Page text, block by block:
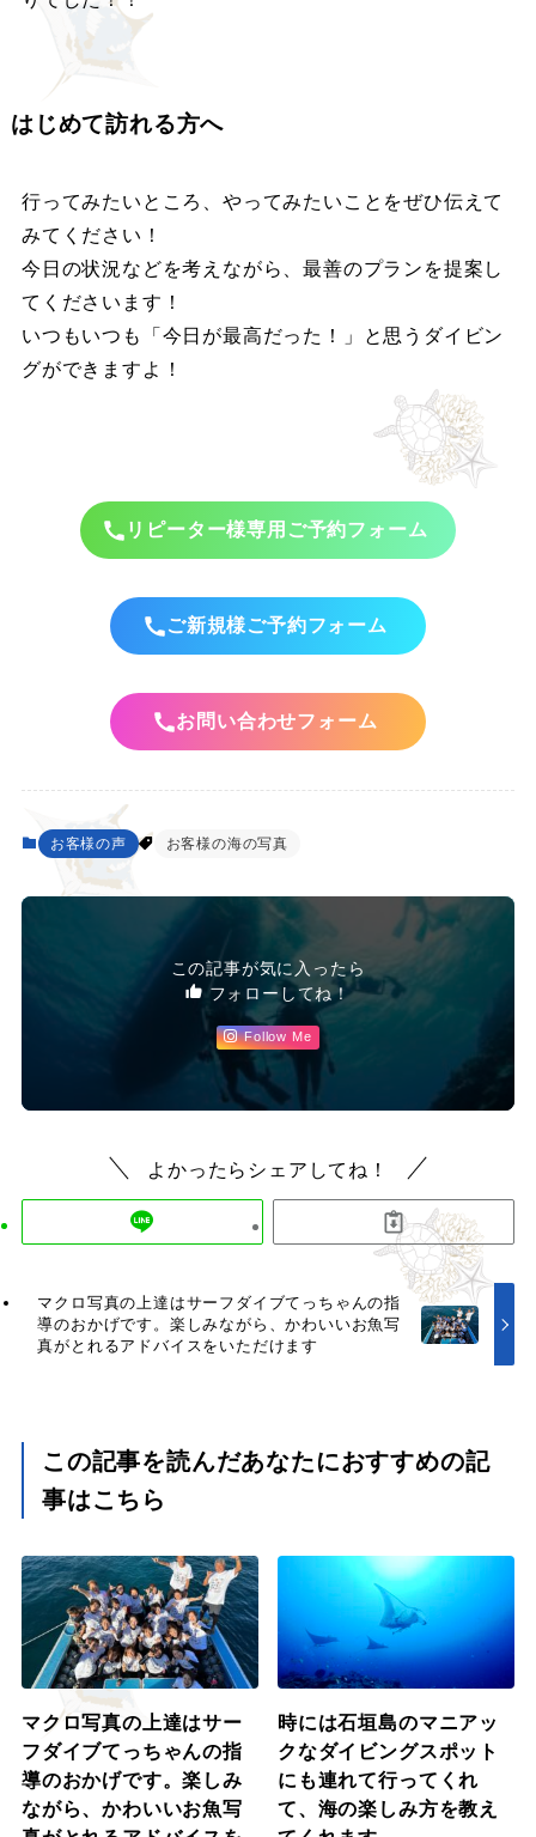
はじめて訪れる方へ
行ってみたいところ、やってみたいことをぜひ伝えて
みてください！
今日の状況などを考えながら、最善のプランを提案し
てくださいます！
いつもいつも「今日が最高だった！」と思うダイビン
グができますよ！
リピーター様専用ご予約フォーム
ご新規様ご予約フォーム
お問い合わせフォーム
お客様の声 お客様の海の写真
この記事が気に入ったら
フォローしてね！
Follow Me
よかったらシェアしてね！
マクロ写真の上達はサーフダイブてっちゃんの指
導のおかげです。楽しみながら、かわいいお魚写
真がとれるアドバイスをいただけます
この記事を読んだあなたにおすすめの記
事はこちら
マクロ写真の上達はサー
フダイブてっちゃんの指
導のおかげです。楽しみ
ながら、かわいいお魚写
時には石垣島のマニアッ
クなダイビングスポット
にも連れて行ってくれ
て、海の楽しみ方を教え